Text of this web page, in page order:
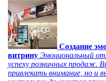
Создание
витрину Эмоциональный
успеху розничных продаж.
привлекать внимание, но и